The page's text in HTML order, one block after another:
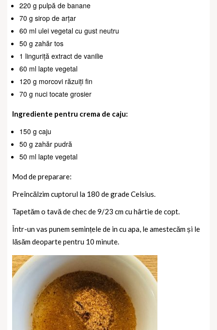
220 g pulpă de banane
70 g sirop de arțar
60 ml ulei vegetal cu gust neutru
50 g zahăr tos
1 linguriță extract de vanilie
60 ml lapte vegetal
120 g morcovi răzuiți fin
70 g nuci tocate grosier
Ingrediente pentru crema de caju:
150 g caju
50 g zahăr pudră
50 ml lapte vegetal
Mod de preparare:
Preîncălzim cuptorul la 180 de grade Celsius.
Tapetăm o tavă de chec de 9/23 cm cu hârtie de copt.
Într-un vas punem semințele de in cu apa, le amestecăm și le
lăsăm deoparte pentru 10 minute.